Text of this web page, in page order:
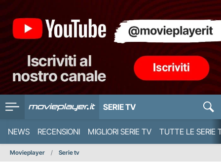
SERIE TV
NEWS RECENSIONI MIGLIORI SERIE TV TUTTE LE SERIE
Movieplayer Serie tv